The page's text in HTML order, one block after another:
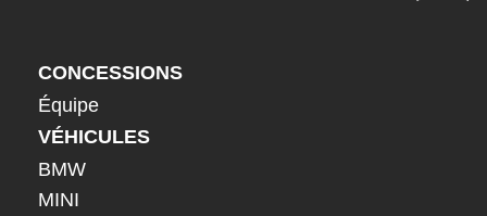
CONCESSIONS
Équipe
VÉHICULES
BMW
MINI